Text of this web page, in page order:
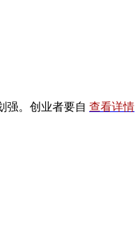
强。创业者要自 查看详情